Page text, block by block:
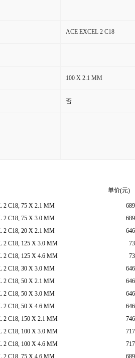
ACE EXCEL 2 C18
100 X 2.1 MM
否
单价(元)
2 C18, 75 X 2.1 MM
2 C18, 75 X 3.0 MM
2 C18, 20 X 2.1 MM
2 C18, 125 X 3.0 MM
2 C18, 125 X 4.6 MM
2 C18, 30 X 3.0 MM
2 C18, 50 X 2.1 MM
2 C18, 50 X 3.0 MM
2 C18, 50 X 4.6 MM
2 C18, 150 X 2.1 MM
2 C18, 100 X 3.0 MM
2 C18, 100 X 4.6 MM
2 C18, 75 X 4.6 MM